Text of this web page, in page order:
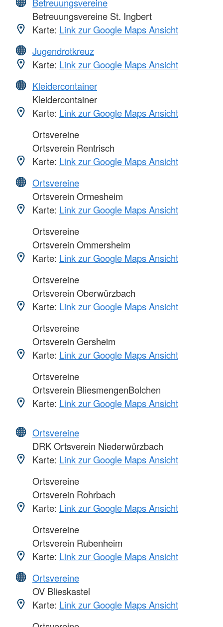
Betreuungsvereine St. Ingbert
Karte: Link zur Google Maps Ansicht
Jugendrotkreuz
Karte: Link zur Google Maps Ansicht
Kleidercontainer
Kleidercontainer
Karte: Link zur Google Maps Ansicht
Ortsvereine
Ortsverein Rentrisch
Karte: Link zur Google Maps Ansicht
Ortsvereine
Ortsverein Ormesheim
Karte: Link zur Google Maps Ansicht
Ortsvereine
Ortsverein Ommersheim
Karte: Link zur Google Maps Ansicht
Ortsvereine
Ortsverein Oberwürzbach
Karte: Link zur Google Maps Ansicht
Ortsvereine
Ortsverein Gersheim
Karte: Link zur Google Maps Ansicht
Ortsvereine
Ortsverein BliesmengenBolchen
Karte: Link zur Google Maps Ansicht
Ortsvereine
DRK Ortsverein Niederwürzbach
Karte: Link zur Google Maps Ansicht
Ortsvereine
Ortsverein Rohrbach
Karte: Link zur Google Maps Ansicht
Ortsvereine
Ortsverein Rubenheim
Karte: Link zur Google Maps Ansicht
Ortsvereine
OV Blieskastel
Karte: Link zur Google Maps Ansicht